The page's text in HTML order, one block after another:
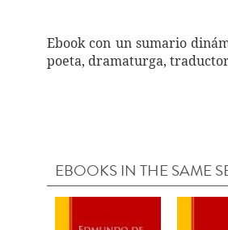
Ebook con un sumario
poeta, dramaturga,
EBOOKS IN THE SAME